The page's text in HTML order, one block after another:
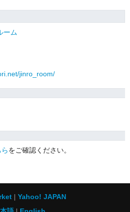
ーム
jinro_room/
をご確認ください。
Yahoo! JAPAN